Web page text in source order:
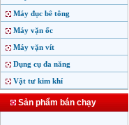
Máy đục bê tông
Máy vặn ốc
Máy vặn vít
Dụng cụ đa năng
Vật tư kim khí
Sản phẩm bán chạy